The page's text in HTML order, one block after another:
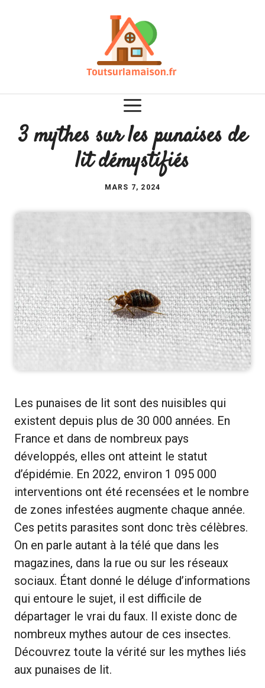
3 mythes sur les punaises de
lit démystifiés
MARS 7, 2024
Les punaises de lit sont des nuisibles qui
existent depuis plus de 30 000 années. En
France et dans de nombreux pays
développés, elles ont atteint le statut
d’épidémie. En 2022, environ 1 095 000
interventions ont été recensées et le nombre
de zones infestées augmente chaque année.
Ces petits parasites sont donc très célèbres.
On en parle autant à la télé que dans les
magazines, dans la rue ou sur les réseaux
sociaux. Étant donné le déluge d’informations
qui entoure le sujet, il est difficile de
départager le vrai du faux. Il existe donc de
nombreux mythes autour de ces insectes.
Découvrez toute la vérité sur les mythes liés
aux punaises de lit.